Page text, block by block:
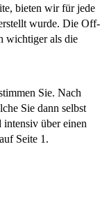
bieten wir für jede
wurde. Die Off-
wichtiger als die
Sie. Nach
Sie dann selbst
über einen
Seite 1.